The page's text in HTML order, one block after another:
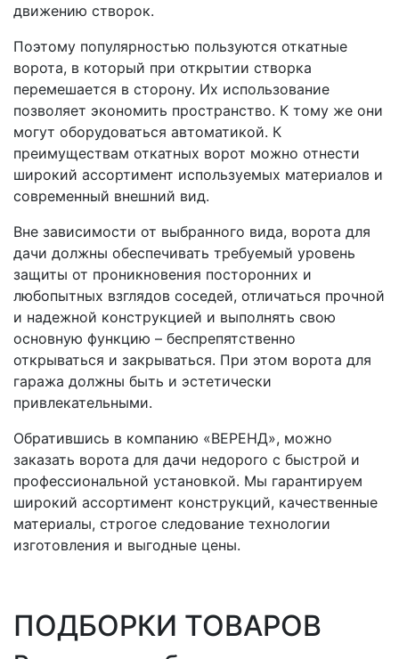
движению створок.
Поэтому популярностью пользуются откатные
ворота, в который при открытии створка
перемешается в сторону. Их использование
позволяет экономить пространство. К тому же они
могут оборудоваться автоматикой. К
преимуществам откатных ворот можно отнести
широкий ассортимент используемых материалов и
современный внешний вид.
Вне зависимости от выбранного вида, ворота для
дачи должны обеспечивать требуемый уровень
защиты от проникновения посторонних и
любопытных взглядов соседей, отличаться прочной
и надежной конструкцией и выполнять свою
основную функцию – беспрепятственно
открываться и закрываться. При этом ворота для
гаража должны быть и эстетически
привлекательными.
Обратившись в компанию «ВЕРЕНД», можно
заказать ворота для дачи недорого с быстрой и
профессиональной установкой. Мы гарантируем
широкий ассортимент конструкций, качественные
материалы, строгое следование технологии
изготовления и выгодные цены.
ПОДБОРКИ ТОВАРОВ